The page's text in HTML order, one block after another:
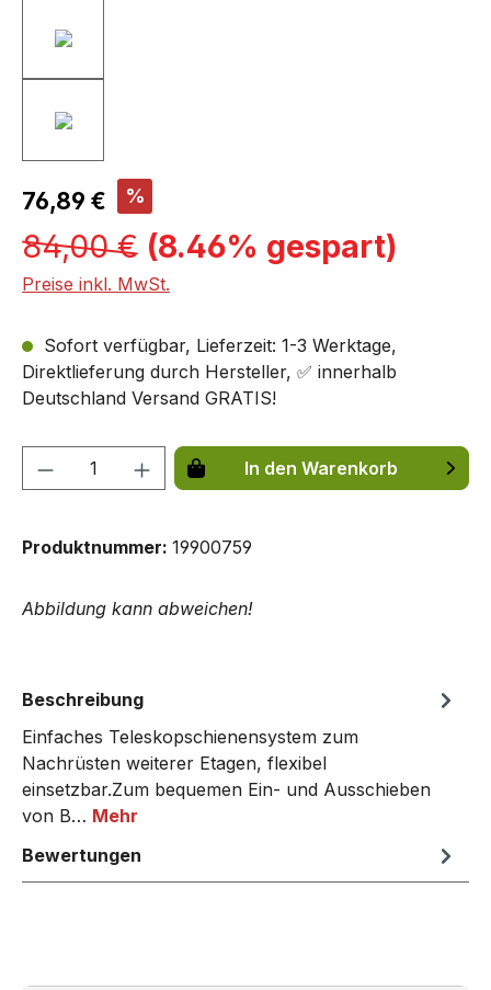
76,89 € %
84,00 € (8.46% gespart)
Preise inkl. MwSt.
Sofort verfügbar, Lieferzeit: 1-3 Werktage,
Direktlieferung durch Hersteller, ✅ innerhalb
Deutschland Versand GRATIS!
Produkt Anzahl: Gib denIn den Warenkorb
Produktnummer: 19900759
Abbildung kann abweichen!
Beschreibung
Einfaches Teleskopschienensystem zum
Nachrüsten weiterer Etagen, flexibel
einsetzbar.Zum bequemen Ein- und Ausschieben
von B… Mehr
Bewertungen